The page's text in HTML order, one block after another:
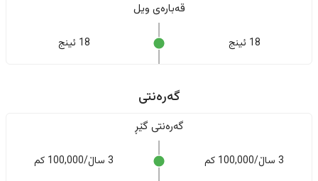
قەبارەی ویل
18 ئینج 18 ئینج
گەرەنتی
گەرەنتی گێڕ
3 ساڵ/100,000 کم 3 ساڵ/100,000 کم